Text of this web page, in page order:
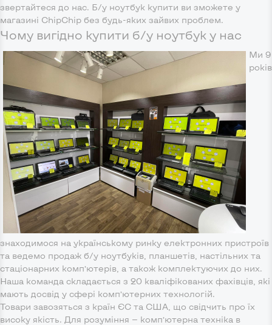
звертайтеся до нас. Б/у ноутбук купити ви зможете у
магазині ChipChip без будь-яких зайвих проблем.
Чому вигідно купити б/у ноутбук у нас
Ми 9
років
знаходимося на українському ринку електронних пристроїв
та ведемо продаж б/у ноутбуків, планшетів, настільних та
стаціонарних комп’ютерів, а також комплектуючих до них.
Наша команда складається з 20 кваліфікованих фахівців, які
мають досвід у сфері комп’ютерних технологій.
Товари завозяться з країн ЄС та США, що свідчить про їх
високу якість. Для розуміння — комп’ютерна техніка в